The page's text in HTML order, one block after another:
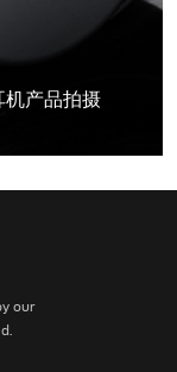
机产品拍摄
our